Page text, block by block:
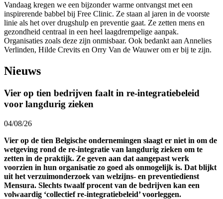
Vandaag kregen we een bijzonder warme ontvangst met een
inspirerende babbel bij Free Clinic. Ze staan al jaren in de voorste
linie als het over drugshulp en preventie gaat. Ze zetten mens en
gezondheid centraal in een heel laagdrempelige aanpak.
Organisaties zoals deze zijn onmisbaar. Ook bedankt aan Annelies
Verlinden, Hilde Crevits en Orry Van de Wauwer om er bij te zijn.
Nieuws
Vier op tien bedrijven faalt in re-integratiebeleid
voor langdurig zieken
04/08/26
Vier op de tien Belgische ondernemingen slaagt er niet in om de
wetgeving rond de re-integratie van langdurig zieken om te
zetten in de praktijk. Ze geven aan dat aangepast werk
voorzien in hun organisatie zo goed als onmogelijk is. Dat blijkt
uit het verzuimonderzoek van welzijns- en preventiedienst
Mensura. Slechts twaalf procent van de bedrijven kan een
volwaardig ‘collectief re-integratiebeleid’ voorleggen.